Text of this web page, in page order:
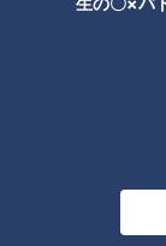
とりで“東京ループ